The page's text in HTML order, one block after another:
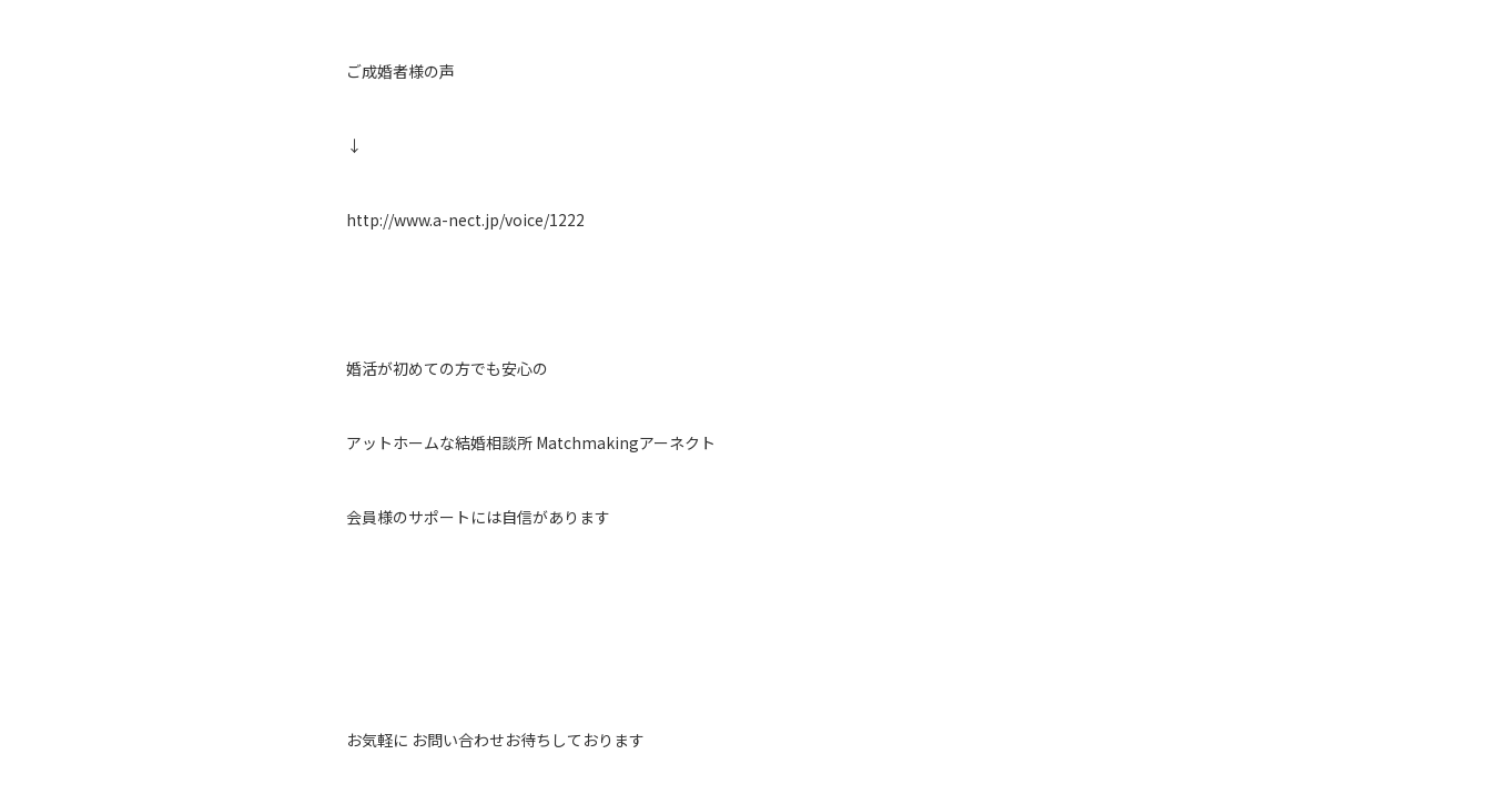
ご成婚者様の声
↓
http://www.a-nect.jp/voice/1222
婚活が初めての方でも安心の
アットホームな結婚相談所 Matchmakingアーネクト
会員様のサポートには自信があります
お気軽に お問い合わせお待ちしております